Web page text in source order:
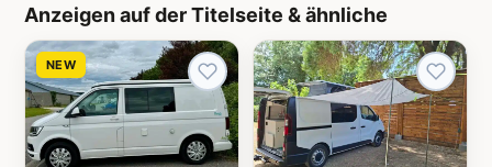
Anzeigen auf der Titelseite & ähnliche
NEW